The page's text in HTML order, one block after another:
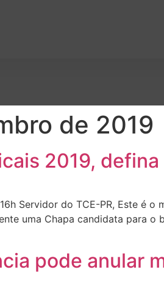
de 2019
2019,
Servidor do TCE-PR, Este é
uma Chapa candidata para
pode anular